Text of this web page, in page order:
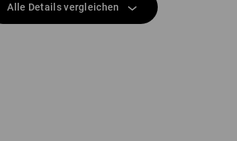
Alle Details vergleichen